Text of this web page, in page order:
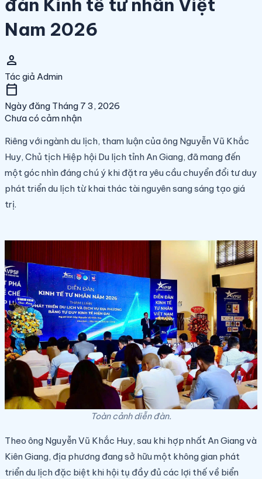
đàn Kinh tế tư nhân Việt
Nam 2026
person
Tác giả Admin
calendar_today
Ngày đăng Tháng 7 3, 2026
Chưa có cảm nhận
Riêng với ngành du lịch, tham luận của ông Nguyễn Vũ Khắc
Huy, Chủ tịch Hiệp hội Du lịch tỉnh An Giang, đã mang đến
một góc nhìn đáng chú ý khi đặt ra yêu cầu chuyển đổi tư duy
phát triển du lịch từ khai thác tài nguyên sang sáng tạo giá
trị.
Toàn cảnh diễn đàn.
Theo ông Nguyễn Vũ Khắc Huy, sau khi hợp nhất An Giang và
Kiên Giang, địa phương đang sở hữu một không gian phát
triển du lịch đặc biệt khi hội tụ đầy đủ các lợi thế về biển